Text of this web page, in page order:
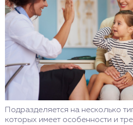
Подразделяется на несколько
которых имеет особенности и